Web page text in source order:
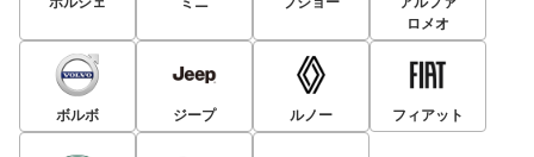
ロメオ
ボルボ ジープ ルノー フィアット